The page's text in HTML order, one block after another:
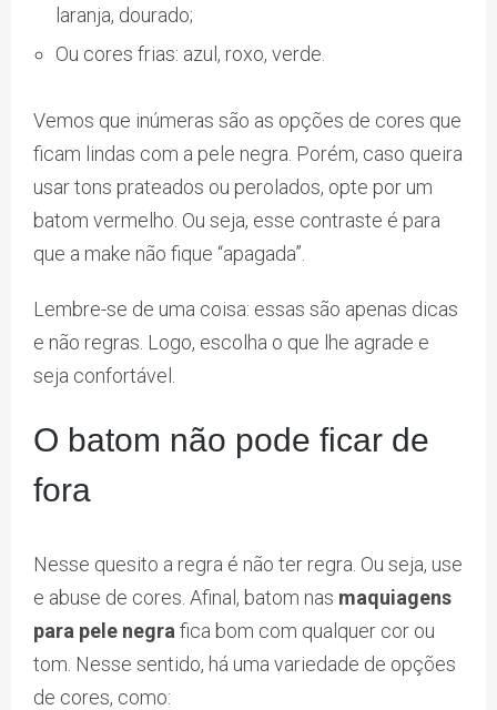
laranja, dourado;
Ou cores frias: azul, roxo, verde.
Vemos que inúmeras são as opções de cores que
ficam lindas com a pele negra. Porém, caso queira
usar tons prateados ou perolados, opte por um
batom vermelho. Ou seja, esse contraste é para
que a make não fique “apagada”.
Lembre-se de uma coisa: essas são apenas dicas
e não regras. Logo, escolha o que lhe agrade e
seja confortável.
O batom não pode ficar de
fora
Nesse quesito a regra é não ter regra. Ou seja, use
e abuse de cores. Afinal, batom nas maquiagens
para pele negra fica bom com qualquer cor ou
tom. Nesse sentido, há uma variedade de opções
de cores, como: